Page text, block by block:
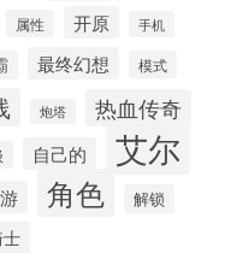
属性 开原 手机
最终幻想 模式
炮塔 热血传奇
自己的 艾尔
角色 解锁